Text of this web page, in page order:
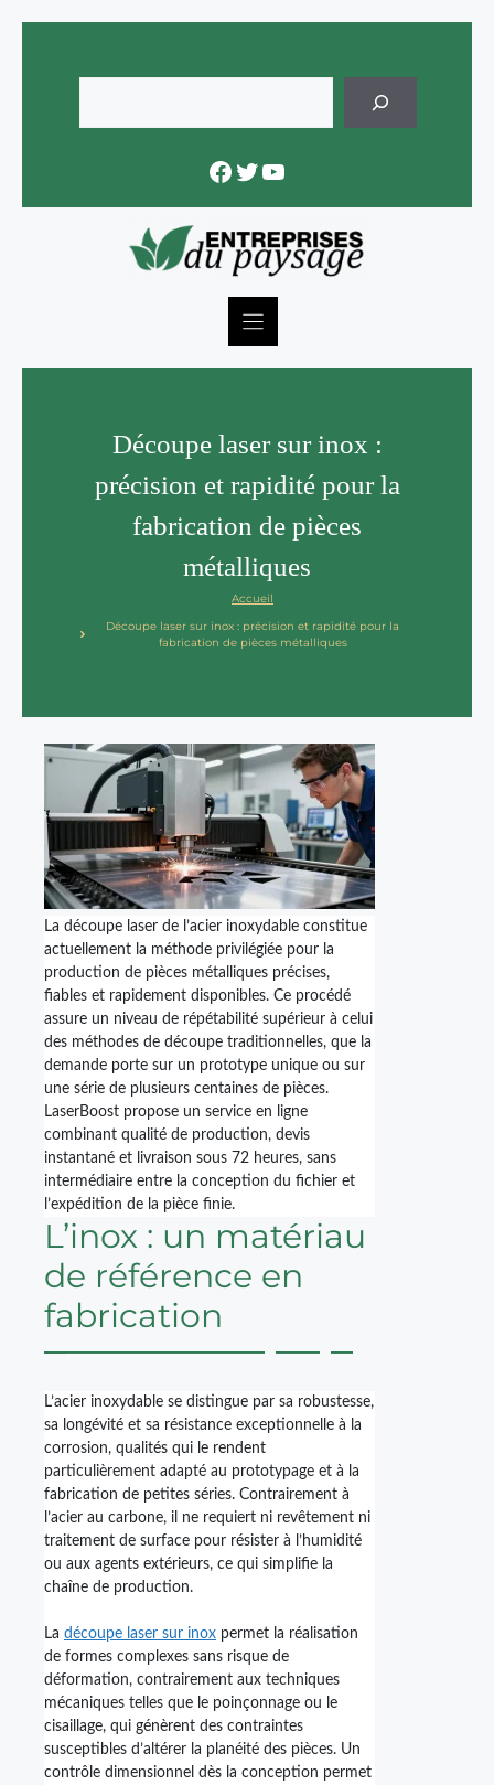
content
Facebook
Twitter
YouTube
Découpe laser sur inox :
précision et rapidité pour la
fabrication de pièces
métalliques
Accueil
Découpe laser sur inox : précision et rapidité pour la
fabrication de pièces métalliques
La découpe laser de l’acier inoxydable constitue
actuellement la méthode privilégiée pour la
production de pièces métalliques précises,
fiables et rapidement disponibles. Ce procédé
assure un niveau de répétabilité supérieur à celui
des méthodes de découpe traditionnelles, que la
demande porte sur un prototype unique ou sur
une série de plusieurs centaines de pièces.
LaserBoost propose un service en ligne
combinant qualité de production, devis
instantané et livraison sous 72 heures, sans
intermédiaire entre la conception du fichier et
l’expédition de la pièce finie.
L’inox : un matériau
de référence en
fabrication
L’acier inoxydable se distingue par sa robustesse,
sa longévité et sa résistance exceptionnelle à la
corrosion, qualités qui le rendent
particulièrement adapté au prototypage et à la
fabrication de petites séries. Contrairement à
l’acier au carbone, il ne requiert ni revêtement ni
traitement de surface pour résister à l’humidité
ou aux agents extérieurs, ce qui simplifie la
chaîne de production.
La découpe laser sur inox permet la réalisation
de formes complexes sans risque de
déformation, contrairement aux techniques
mécaniques telles que le poinçonnage ou le
cisaillage, qui génèrent des contraintes
susceptibles d’altérer la planéité des pièces. Un
contrôle dimensionnel dès la conception permet